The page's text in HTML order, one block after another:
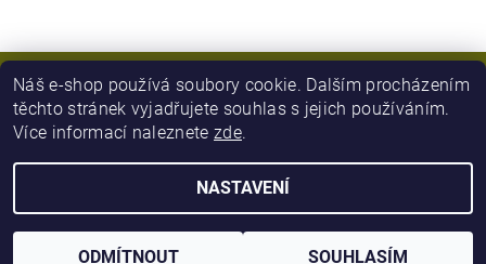
2026 © Army Zboží, všechna práva vyhrazena
Náš e-shop používá soubory cookie. Dalším procházením
těchto stránek vyjadřujete souhlas s jejich používáním.
Více informací naleznetezde.
NASTAVENÍ
ODMÍTNOUT SOUHLASÍM